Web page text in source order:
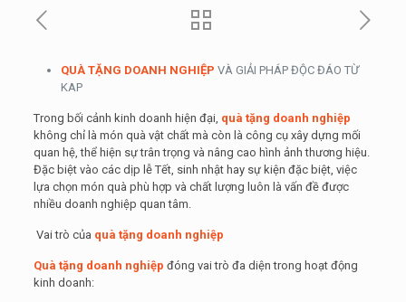
QUÀ TẶNG DOANH NGHIỆP VÀ GIẢI PHÁP ĐỘC ĐÁO TỪ
KAP
Trong bối cảnh kinh doanh hiện đại, quà tặng doanh nghiệp
không chỉ là món quà vật chất mà còn là công cụ xây dựng mối
quan hệ, thể hiện sự trân trọng và nâng cao hình ảnh thương hiệu.
Đặc biệt vào các dịp lễ Tết, sinh nhật hay sự kiện đặc biệt, việc
lựa chọn món quà phù hợp và chất lượng luôn là vấn đề được
nhiều doanh nghiệp quan tâm.
Vai trò của quà tặng doanh nghiệp
Quà tặng doanh nghiệp đóng vai trò đa diện trong hoạt động
kinh doanh: